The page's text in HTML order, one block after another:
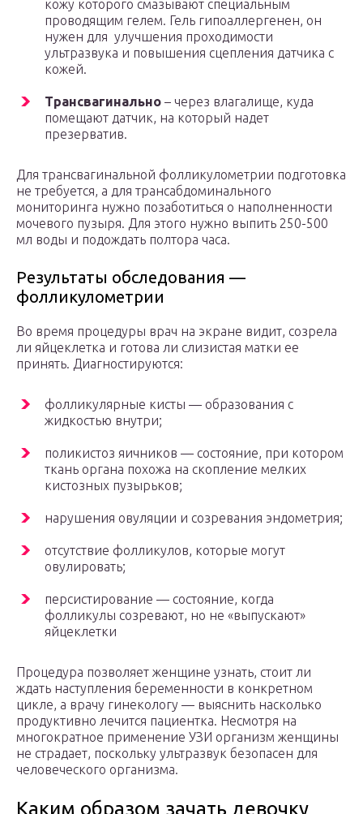
кожу которого смазывают специальным
проводящим гелем. Гель гипоаллергенен, он
нужен для улучшения проходимости
ультразвука и повышения сцепления датчика с
кожей.
Трансвагинально – через влагалище, куда
помещают датчик, на который надет
презерватив.
Для трансвагинальной фолликулометрии подготовка
не требуется, а для трансабдоминального
мониторинга нужно позаботиться о наполненности
мочевого пузыря. Для этого нужно выпить 250-500
мл воды и подождать полтора часа.
Результаты обследования —
фолликулометрии
Во время процедуры врач на экране видит, созрела
ли яйцеклетка и готова ли слизистая матки ее
принять. Диагностируются:
фолликулярные кисты — образования с
жидкостью внутри;
поликистоз яичников — состояние, при котором
ткань органа похожа на скопление мелких
кистозных пузырьков;
нарушения овуляции и созревания эндометрия;
отсутствие фолликулов, которые могут
овулировать;
персистирование — состояние, когда
фолликулы созревают, но не «выпускают»
яйцеклетки
Процедура позволяет женщине узнать, стоит ли
ждать наступления беременности в конкретном
цикле, а врачу гинекологу — выяснить насколько
продуктивно лечится пациентка. Несмотря на
многократное применение УЗИ организм женщины
не страдает, поскольку ультразвук безопасен для
человеческого организма.
Каким образом зачать девочку